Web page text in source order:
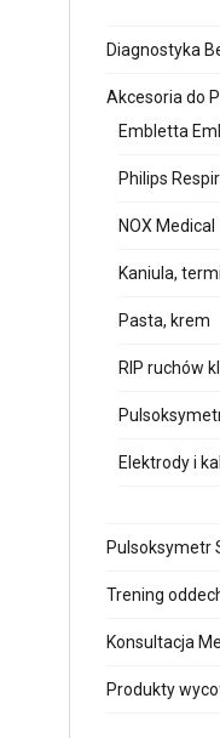
Diagnostyka
Akcesoria do
Embletta
Philips
NOX Medical
Kaniula,
Pasta, krem
RIP ruchów
Elektrody i
Pulsoksymetr
Trening
Konsultacja
Produkty